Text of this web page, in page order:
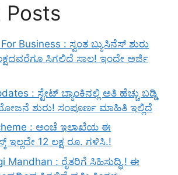
Posts
Business : ಸ್ವಂತ ಬ್ಯುಸಿನೆಸ್ ಶುರು
ಸಿಗಲಿದೆ ಸಾಲ! ಇಂದೇ ಅರ್ಜಿ
: ಸ್ಟೇಟ್ ಬ್ಯಾಂಕಿನಲ್ಲಿ ಅತಿ ಹೆಚ್ಚು ಬಡ್ಡಿ
ಶುರು! ಸಂಪೂರ್ಣ ಮಾಹಿತಿ ಇಲ್ಲಿದೆ
: ಅಂಚೆ ಇಲಾಖೆಯ ಈ
12 ಲಕ್ಷ ರೂ. ಗಳಿಸಿ.!
Mandhan : ರೈತರಿಗೆ ಸಿಹಿಸುದ್ಧಿ.! ಈ